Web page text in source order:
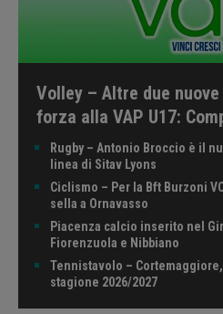
Volley – Altre due
forza alla VAP U17:
Rugby – Antonio Broccio è il
linea di Sitav Lyons
Ciclismo – Per la Bft Burzoni
sella a Ornavasso
Piacenza calcio inserito nel
Fiorenzuola e Nibbiano
Tennistavolo –
stagione 2026/2027